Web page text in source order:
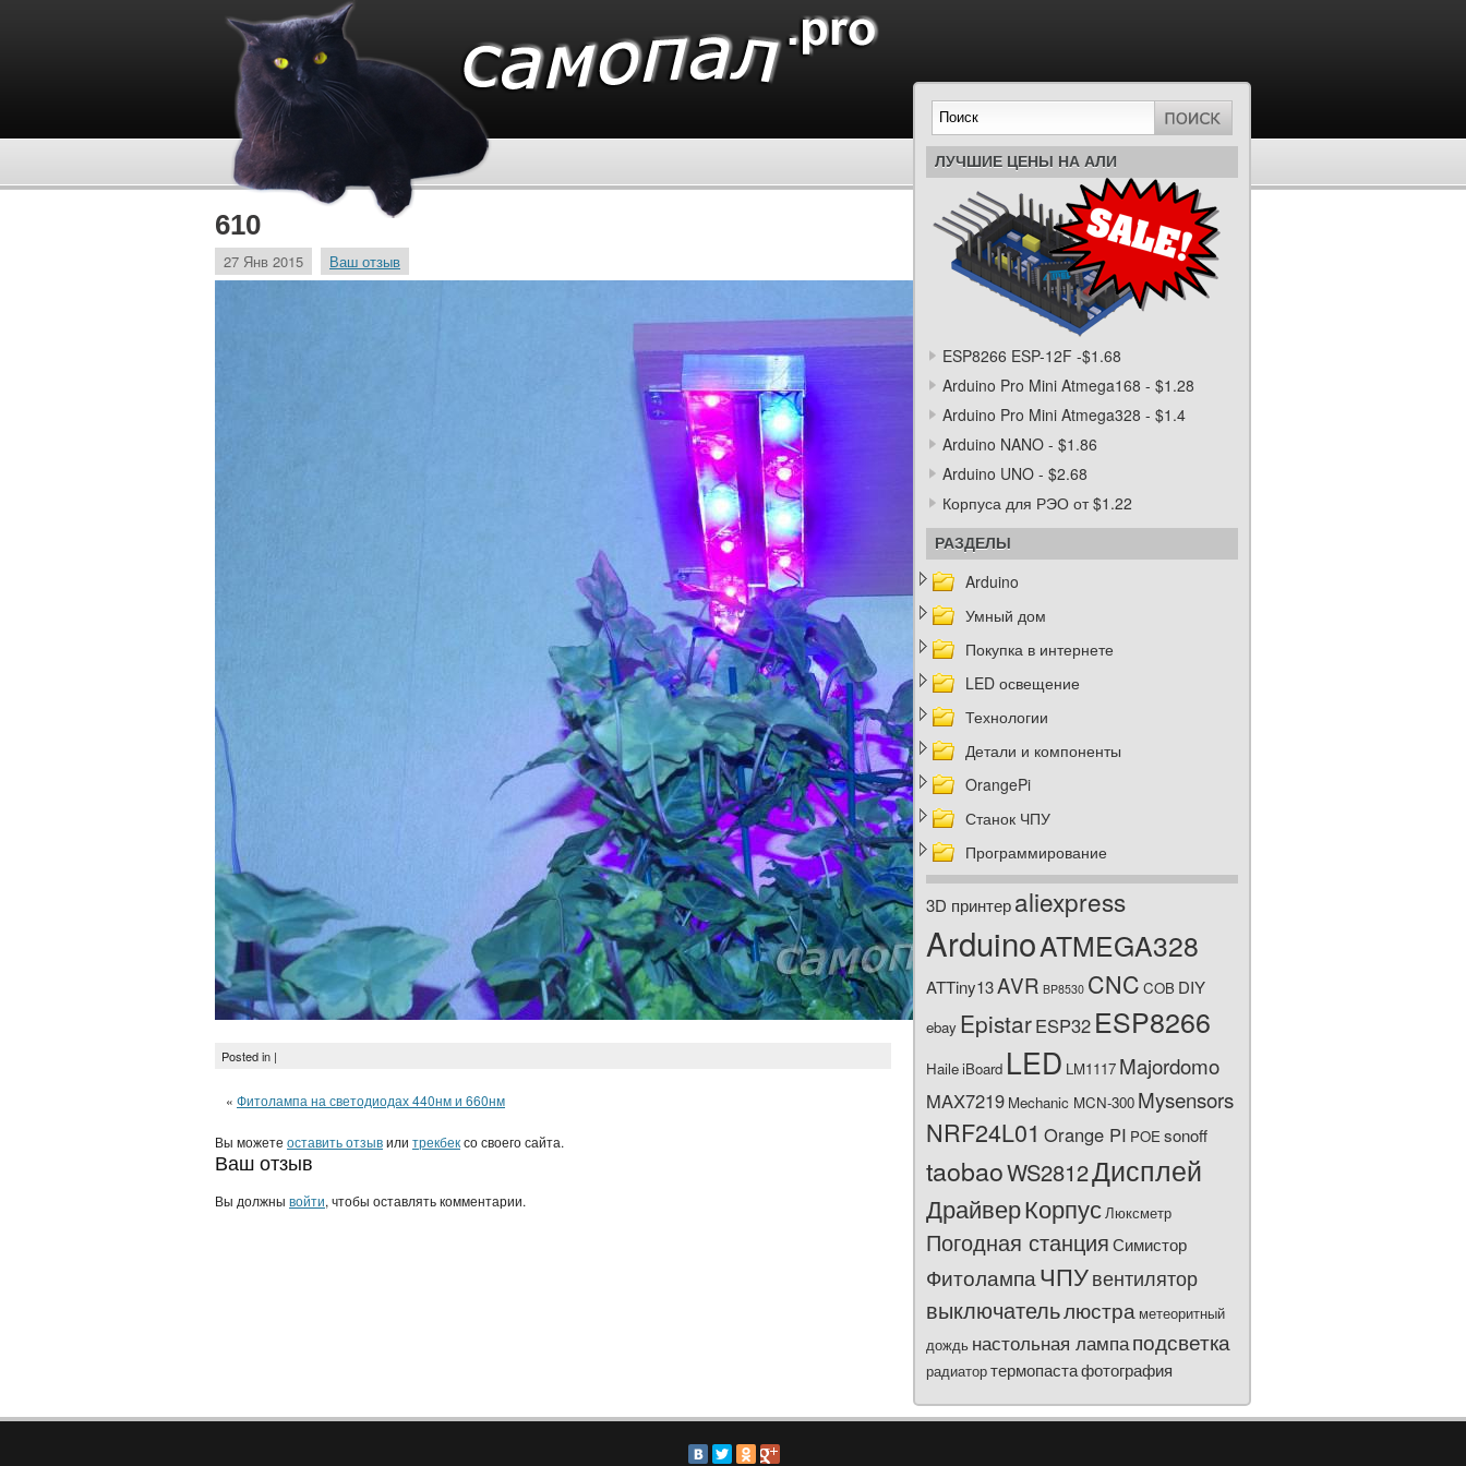
610
27 Янв 2015 Ваш отзыв
Posted in |
« Фитолампа на светодиодах 440нм и 660нм
Вы можете оставить отзывили трекбексо своего сайта.
Ваш отзыв
Вы должны войти, чтобы оставлять комментарии.
ЛУЧШИЕ ЦЕНЫ НА АЛИ
ESP8266 ESP-12F -$1.68
Arduino Pro Mini Atmega168 - $1.28
Arduino Pro Mini Atmega328 - $1.4
Arduino NANO - $1.86
Arduino UNO - $2.68
Корпуса для РЭО от $1.22
РАЗДЕЛЫ
Arduino
Умный дом
Покупка в интернете
LED освещение
Технологии
Детали и компоненты
OrangePi
Станок ЧПУ
Программирование
3D принтерaliexpress
ArduinoATMEGA328
ATTiny13AVR BP8530 CNC COB DIY
ebay EpistarESP32 ESP8266
HaileiBoard LED LM1117 Majordomo
MAX7219 Mechanic MCN-300 Mysensors
NRF24L01 Orange PI POEsonoff
taobaoWS2812Дисплей
ДрайверКорпусЛюксметр
Погодная станцияСимистор
ФитолампаЧПУвентилятор
выключательлюстра метеоритный
дождь настольная лампаподсветка
радиатортермопастафотография